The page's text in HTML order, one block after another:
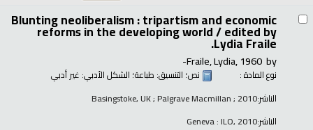
Blunting neoliberalism : tripartism and economic
reforms in the developing world /edited by
Lydia Fraile.
by
Fraile, Lydia, 1960-
نوع المادة : نص؛ التنسيق: طباعة؛ الشكل الأدبي: غير أدبي
الناشر:Basingstoke, UK ; Palgrave Macmillan ; 2010
الناشر:Geneva : ILO, 2010